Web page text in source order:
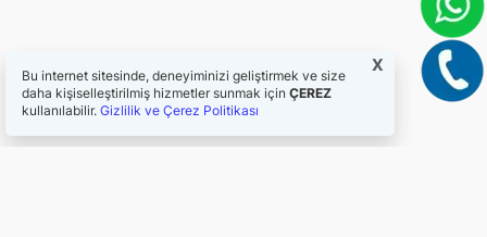
Bu internet sitesinde, deneyiminizi geliştirmek ve size
daha kişiselleştirilmiş hizmetler sunmak için ÇEREZ
kullanılabilir. Gizlilik ve Çerez Politikası
X